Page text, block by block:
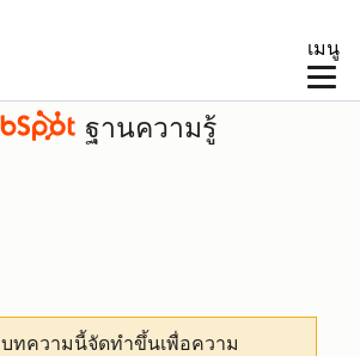
เมนู
ฐานความรู้
บทความนี้จัดทำขึ้นเพื่อความ